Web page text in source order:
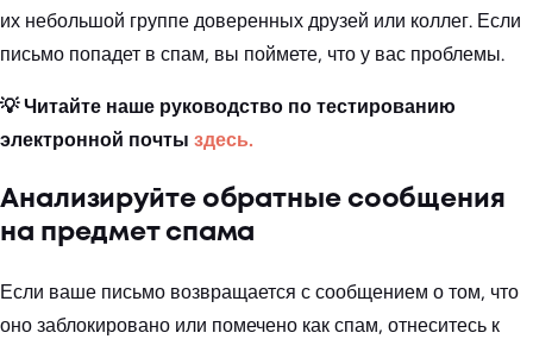
их небольшой группе доверенных друзей или коллег. Если
письмо попадет в спам, вы поймете, что у вас проблемы.
💡 Читайте наше руководство по тестированию
электронной почты здесь.
Анализируйте обратные сообщения
на предмет спама
Если ваше письмо возвращается с сообщением о том, что
оно заблокировано или помечено как спам, отнеситесь к